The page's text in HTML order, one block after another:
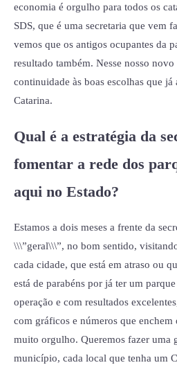
economia é orgulho para todos os
SDS, que é uma secretaria que vem
vemos que os antigos ocupantes da
resultado também. Nesse nosso
continuidade às boas escolhas que já
Catarina.
Qual é a estratégia da
fomentar a rede dos
aqui no Estado?
Estamos a dois meses a frente da
\\\”geral\\\”, no bom sentido,
cada cidade, que está em atraso ou
está de parabéns por já ter um
operação e com resultados
com gráficos e números que enchem
muito orgulho. Queremos fazer uma
município, cada local que tenha um